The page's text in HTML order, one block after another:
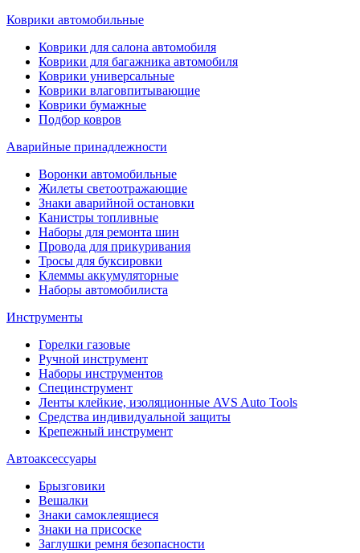
Коврики автомобильные
Коврики для салона автомобиля
Коврики для багажника автомобиля
Коврики универсальные
Коврики влаговпитывающие
Коврики бумажные
Подбор ковров
Аварийные принадлежности
Воронки автомобильные
Жилеты светоотражающие
Знаки аварийной остановки
Канистры топливные
Наборы для ремонта шин
Провода для прикуривания
Тросы для буксировки
Клеммы аккумуляторные
Наборы автомобилиста
Инструменты
Горелки газовые
Ручной инструмент
Наборы инструментов
Специнструмент
Ленты клейкие, изоляционные AVS Auto Tools
Средства индивидуальной защиты
Крепежный инструмент
Автоаксессуары
Брызговики
Вешалки
Знаки самоклеящиеся
Знаки на присоске
Заглушки ремня безопасности